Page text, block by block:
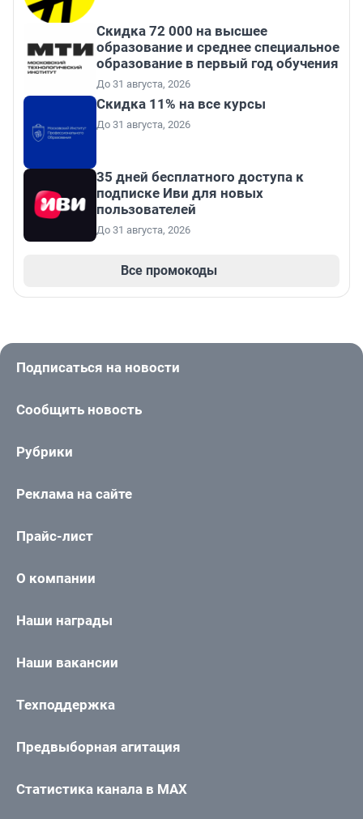
Скидка 72 000 на высшее
образование и среднее специальное
образование в первый год обучения
До 31 августа, 2026
Скидка 11% на все курсы
До 31 августа, 2026
35 дней бесплатного доступа к
подписке Иви для новых
пользователей
До 31 августа, 2026
Все промокоды
Подписаться на новости
Сообщить новость
Рубрики
Реклама на сайте
Прайс-лист
О компании
Наши награды
Наши вакансии
Техподдержка
Предвыборная агитация
Статистика канала в MAX